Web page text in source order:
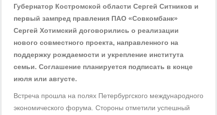
Губернатор Костромской области Сергей Ситников и
первый зампред правления ПАО «Совкомбанк»
Сергей Хотимский договорились о реализации
нового совместного проекта, направленного на
поддержку рождаемости и укрепление института
семьи. Соглашение планируется подписать в конце
июля или августе.
Встреча прошла на полях Петербургского международного
экономического форума. Стороны отметили успешный